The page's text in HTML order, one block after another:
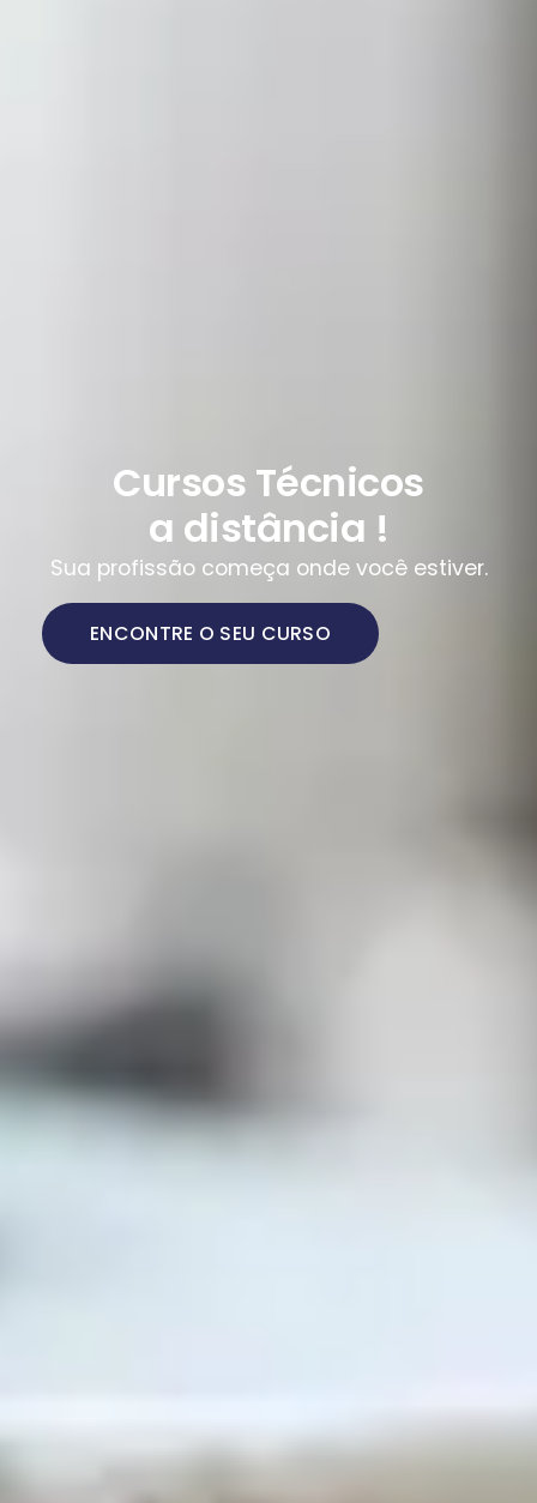
Cursos Técnicos
a distância !
Sua profissão começa onde você estiver.
ENCONTRE O SEU CURSO